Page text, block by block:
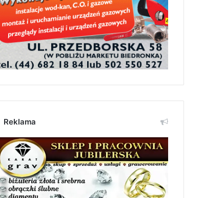
Reklama